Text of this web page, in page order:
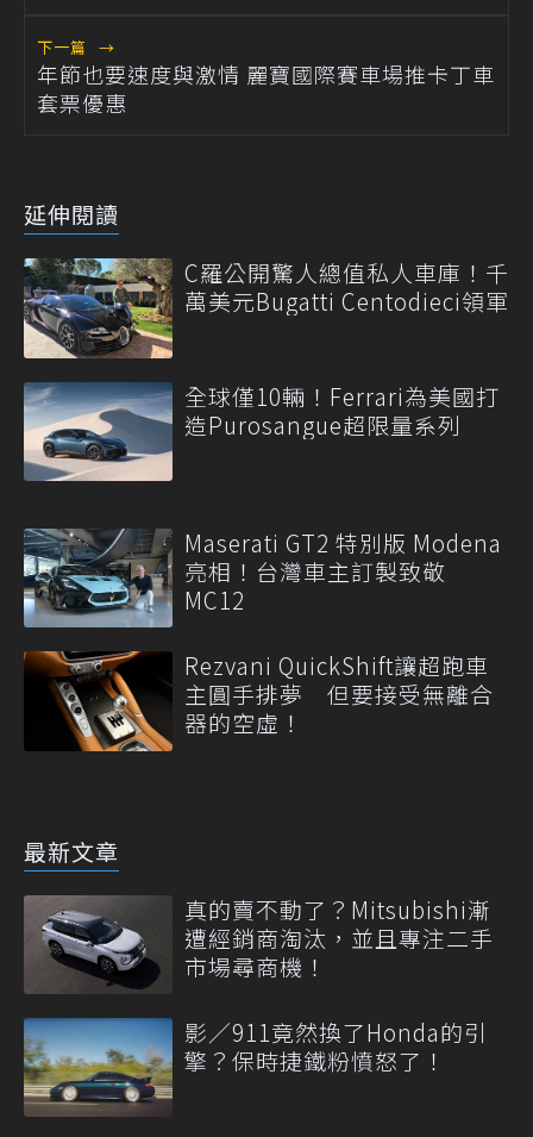
下一篇 →
年節也要速度與激情 麗寶國際賽車場推卡丁車
套票優惠
延伸閱讀
C羅公開驚人總值私人車庫！千
萬美元Bugatti Centodieci領軍
全球僅10輛！Ferrari為美國打
造Purosangue超限量系列
Maserati GT2 特別版 Modena
亮相！台灣車主訂製致敬
MC12
Rezvani QuickShift讓超跑車
主圓手排夢 但要接受無離合
器的空虛！
最新文章
真的賣不動了？Mitsubishi漸
遭經銷商淘汰，並且專注二手
市場尋商機！
影／911竟然換了Honda的引
擎？保時捷鐵粉憤怒了！